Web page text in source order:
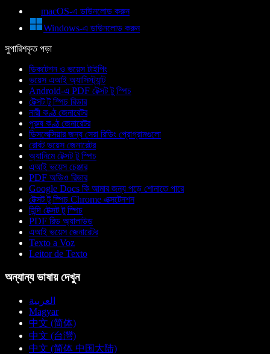
macOS-এ ডাউনলোড করুন
Windows-এ ডাউনলোড করুন
সুপারিশকৃত পড়া
ডিকটেশন ও ভয়েস টাইপিং
ভয়েস এআই অ্যাসিস্ট্যান্ট
Android-এ PDF টেক্সট টু স্পিচ
টেক্সট টু স্পিচ রিডার
নারী কণ্ঠ জেনারেটর
পুরুষ কণ্ঠ জেনারেটর
ডিসলেক্সিয়ার জন্য সেরা রিডিং প্রোগ্রামগুলো
রোবট ভয়েস জেনারেটর
অ্যানিমে টেক্সট টু স্পিচ
এআই ভয়েস চেঞ্জার
PDF অডিও রিডার
Google Docs কি আমার জন্য পড়ে শোনাতে পারে
টেক্সট টু স্পিচ Chrome এক্সটেনশন
হিন্দি টেক্সট টু স্পিচ
PDF রিড অ্যালাউড
এআই ভয়েস জেনারেটর
Texto a Voz
Leitor de Texto
অন্যান্য ভাষায় দেখুন
العربية
Magyar
中文 (简体)
中文 (台灣)
中文 (简体 中国大陆)